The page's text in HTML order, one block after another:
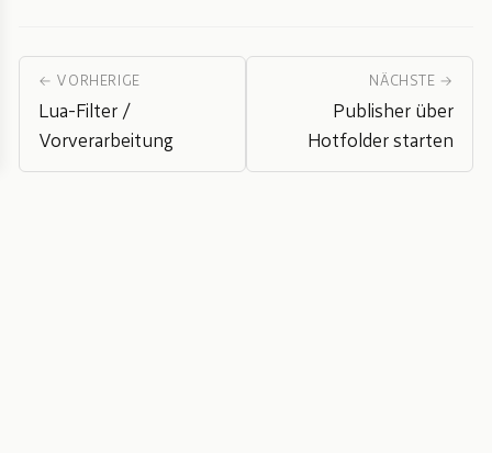
← VORHERIGE
Lua-Filter /
Vorverarbeitung
NÄCHSTE →
Publisher über
Hotfolder starten